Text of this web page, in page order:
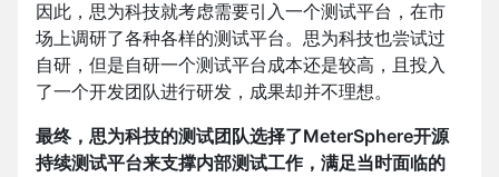
因此，思为科技就考虑需要引入一个测试平台，在市
场上调研了各种各样的测试平台。思为科技也尝试过
自研，但是自研一个测试平台成本还是较高，且投入
了一个开发团队进行研发，成果却并不理想。
最终，思为科技的测试团队选择了MeterSphere开源
持续测试平台来支撑内部测试工作，满足当时面临的